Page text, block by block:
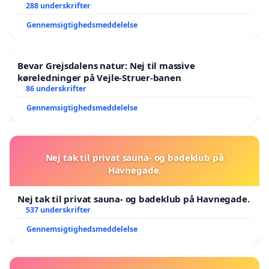
Kislings: 09:00 til 17:30 alle dage, og lukket
søndag.
9:30 til 17:00 mandag til fredag
10:00 til 16:00 lørdag
11:30 til 21:00 alle dage
Dining by Kreutzmann
17:00 til 00:00 onsdag til lørdag
288 underskrifter
Gennemsigtighedsmeddelelse
Bevar Grejsdalens natur: Nej til massive
køreledninger på Vejle-Struer-banen
86 underskrifter
Gennemsigtighedsmeddelelse
Nej tak til privat sauna- og badeklub på
Havnegade.
Nej tak til privat sauna- og badeklub på Havnegade.
537 underskrifter
Gennemsigtighedsmeddelelse